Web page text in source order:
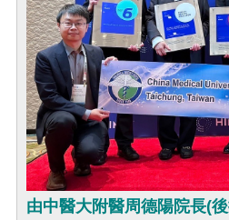
由中醫大附醫周德陽院長(